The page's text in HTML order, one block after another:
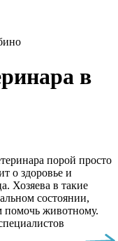
в
порой просто
о здоровье и
Хозяева в такие
состоянии,
помочь животному.